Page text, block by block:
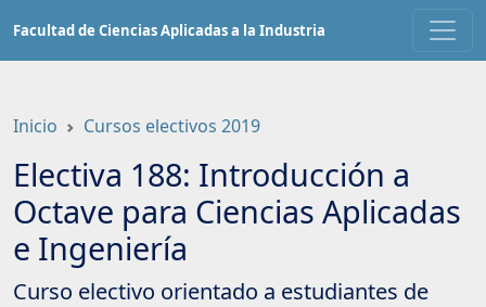
contenido
Facultad de Ciencias Aplicadas a la Industria
Inicio Cursos electivos 2019
Electiva 188: Introducción a
Octave para Ciencias Aplicadas
e Ingeniería
Curso electivo orientado a estudiantes de